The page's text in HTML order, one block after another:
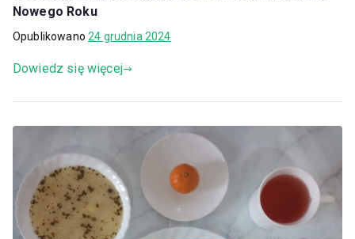
Nowego Roku
Opublikowano24 grudnia 2024
Dowiedz się więcej